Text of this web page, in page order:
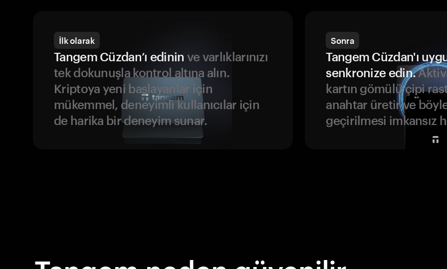
İlk olarak
Tangem Cüzdan’ı edinin ve varlıklarınızı
tek dokunuşla kontrol altına alın.
Kriptoya yeni başlayanlar için
mükemmel, deneyimli kullanıcılar için
de harika bir deneyim sunar.
Sonra
Tangem Cüzdan'ı
senkronize edin.
kartın gömülü çipi
anahtar üretir ve
geçirilmesi imkansız